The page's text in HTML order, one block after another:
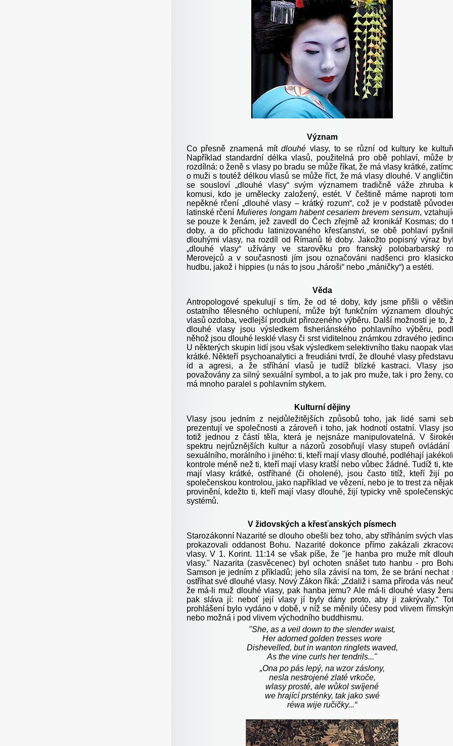
Význam
Co přesně znamená mítdlouhé vlasy, to se různí od kultury ke
Například standardní délka vlasů, použitelná pro obě pohlaví, může
rozdílná: o ženě s vlasy po bradu se může říkat, že má vlasy krátké,
o muži s toutéž délkou vlasů se může říct, že má vlasy dlouhé. V
se sousloví „dlouhé vlasy“ svým významem tradičně váže zhruba
komusi, kdo je umělecky založený, estét. V češtině máme naproti
nepěkné rčení „dlouhé vlasy – krátký rozum“, což je v podstatě
latinské rčeníMulieres longam habent cesariem brevem sensum,
se pouze k ženám, jež zavedl do Čech zřejmě až kronikář Kosmas; do
doby, a do příchodu latinizovaného křesťanství, se obě pohlaví
dlouhými vlasy, na rozdíl od Římanů té doby. Jakožto popisný výraz
„dlouhé vlasy“ užívány ve starověku pro franský polobarbarský
Merovejců a v současnosti jím jsou označováni nadšenci pro
hudbu, jakož i hippies (u nás to jsou „hároši“ nebo „máničky“) a estéti.
Věda
Antropologové spekulují s tím, že od té doby, kdy jsme přišli o
ostatního tělesného ochlupení, může být funkčním významem
vlasů ozdoba, vedlejší produkt přirozeného výběru. Další možností je to,
dlouhé vlasy jsou výsledkem fisheriánského pohlavního výběru,
něhož jsou dlouhé lesklé vlasy či srst viditelnou známkou zdravého
U některých skupin lidí jsou však výsledkem selektivního tlaku naopak
krátké. Někteří psychoanalytici a freudiáni tvrdí, že dlouhé vlasy
id a agresi, a že stříhání vlasů je tudíž blízké kastraci. Vlasy
považovány za silný sexuální symbol, a to jak pro muže, tak i pro ženy,
má mnoho paralel s pohlavním stykem.
Kulturní dějiny
Vlasy jsou jedním z nejdůležitějších způsobů toho, jak lidé sami
prezentují ve společnosti a zároveň i toho, jak hodnotí ostatní. Vlasy
totiž jednou z částí těla, která je nejsnáze manipulovatelná. V
spektru nejrůznějších kultur a názorů zosobňují vlasy stupeň ovládání
sexuálního, morálního i jiného: ti, kteří mají vlasy dlouhé, podléhají
kontrole méně než ti, kteří mají vlasy kratší nebo vůbec žádné. Tudíž ti,
mají vlasy krátké, ostříhané (či oholené), jsou často titíž, kteří žijí
společenskou kontrolou, jako například ve vězení, nebo je to trest za
provinění, kdežto ti, kteří mají vlasy dlouhé, žijí typicky vně
systémů.
V židovských a křesťanských písmech
Starozákonní Nazarité se dlouho obešli bez toho, aby stříháním svých
prokazovali oddanost Bohu. Nazarité dokonce přímo zakázali
vlasy. V 1. Korint. 11:14 se však píše, že "je hanba pro muže mít
vlasy." Nazarita (zasvěcenec) byl ochoten snášet tuto hanbu - pro
Samson je jedním z příkladů; jeho síla závisí na tom, že se brání nechat
ostříhat své dlouhé vlasy. Nový Zákon říká: „Zdaliž i sama příroda vás
že má-li muž dlouhé vlasy, pak hanba jemu? Ale má-li dlouhé vlasy
pak sláva jí: neboť její vlasy jí byly dány proto, aby ji zakrývaly.“
prohlášení bylo vydáno v době, v níž se měnily účesy pod vlivem
nebo možná i pod vlivem východního buddhismu.
"She, as a veil down to the slender waist,
Her adorned golden tresses wore
Dishevelled, but in wanton ringlets waved,
As the vine curls her tendrils..."
„Ona po pás lepý, na wzor záslony,
nesla nestrojené zlaté vrkoče,
wlasy prosté, ale wůkol swíjené
we hrající prsténky, tak jako swé
réwa wije ručičky...“